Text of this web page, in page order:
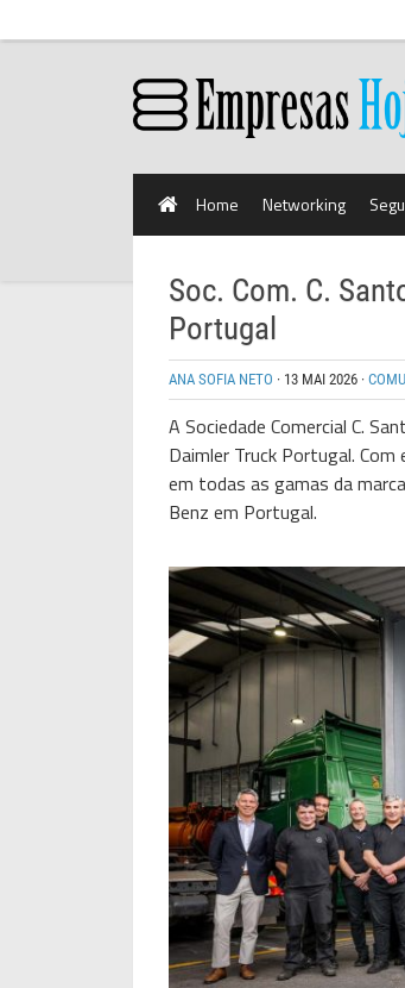
Home Networking
Soc. Com. C.
Portugal
ANA SOFIA NETO · 13 MAI 2026 ·
A Sociedade Comercial C.
Daimler Truck Portugal.
em todas as gamas da
Benz em Portugal.